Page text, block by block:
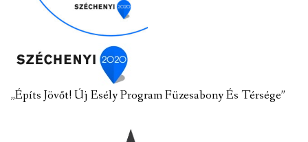
„Építs Jövőt! Új Esély Program Füzesabony És Térsége”